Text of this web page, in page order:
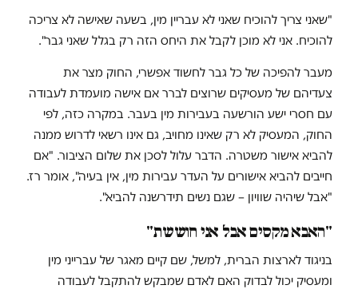
"שאני צריך להוכיח שאני לא עבריין מין, בשעה שאישה לא צריכה
להוכיח. אני לא מוכן לקבל את היחס הזה רק בגלל שאני גבר".
מעבר להפיכה של כל גבר לחשוד אפשרי, החוק מצר את
צעדיהם של מעסיקים שרוצים לברר אם אישה מועמדת לעבודה
עם חסרי ישע הורשעה בעבירות מין בעבר. במקרה כזה, לפי
החוק, המעסיק לא רק שאינו מחויב, גם אינו רשאי לדרוש ממנה
להביא אישור משטרה. הדבר עלול לסכן את שלום הציבור. "אם
חייבים להביא אישורים על העדר עבירות מין, אין בעיה", אומר רז.
"אבל שיהיה שוויון – שגם נשים תידרשנה להביא".
"האבא מקסים אבל אני חוששת"
בניגוד לארצות הברית, למשל, שם קיים מאגר של עברייני מין
ומעסיק יכול לבדוק האם לאדם שמבקש להתקבל לעבודה